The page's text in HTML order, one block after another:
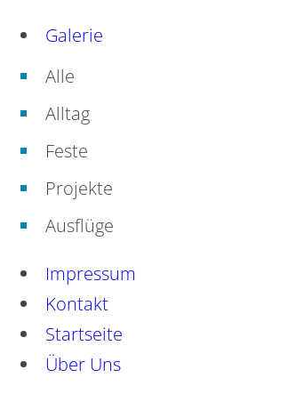
Galerie
Alle
Alltag
Feste
Projekte
Ausflüge
Impressum
Kontakt
Startseite
Über Uns